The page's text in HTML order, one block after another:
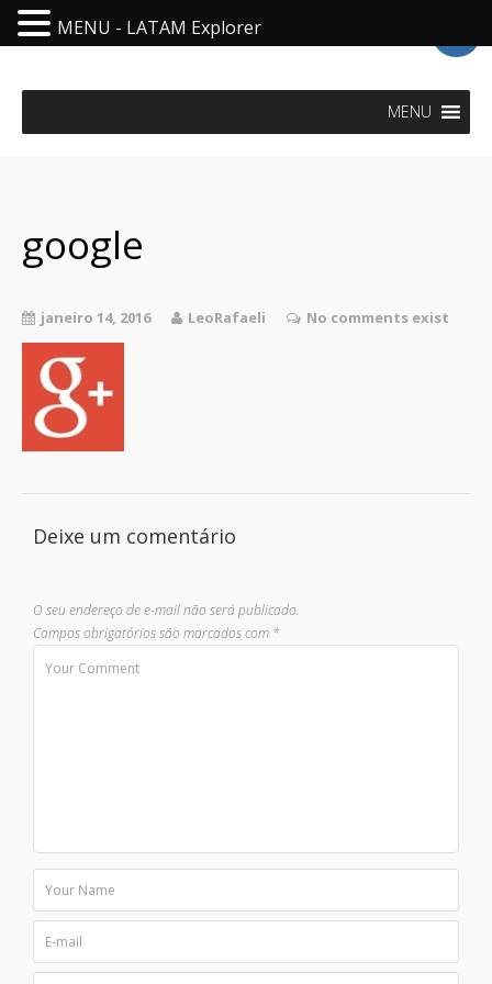
MENU
google
janeiro 14, 2016 LeoRafaeli No comments exist
Deixe um comentário
O seu endereço de e-mail não será publicado.
Campos obrigatórios são marcados com *
MENU - LATAM Explorer